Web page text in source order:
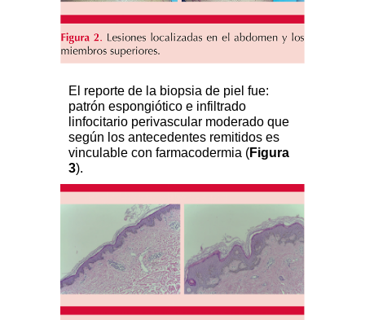
El reporte de la biopsia de piel fue:
patrón espongiótico e infiltrado
linfocitario perivascular moderado que
según los antecedentes remitidos es
vinculable con farmacodermia (Figura
3).